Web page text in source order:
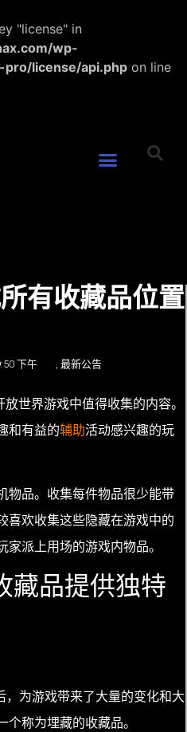
"license" in
wp-
license/api.php on line
有收藏品位置
下午 最新公告
放世界游戏中值得收集的内容。
和有益的辅助活动感兴趣的玩
物品。收集每件物品很少能带
喜欢收集这些隐藏在游戏中的
派上用场的游戏内物品。
藏品提供独特
，为游戏带来了大量的变化和大
称为埋藏的收藏品。